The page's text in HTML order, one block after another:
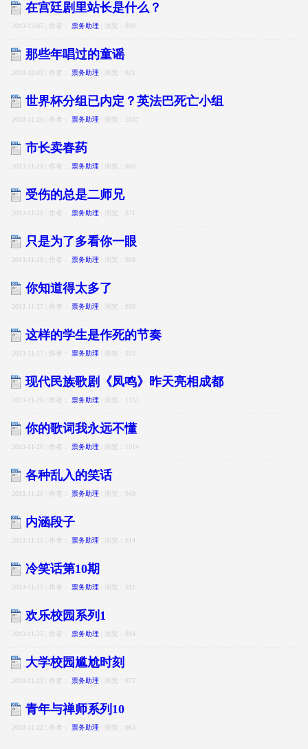
在宫廷剧里站长是什么？
2013-12-05 | 作者： 票务助理 | 浏览：890
那些年唱过的童谣
2013-12-03 | 作者： 票务助理 | 浏览：921
世界杯分组已内定？英法巴死亡小组
2013-11-29 | 作者： 票务助理 | 浏览：1037
市长卖春药
2013-11-29 | 作者： 票务助理 | 浏览：868
受伤的总是二师兄
2013-11-28 | 作者： 票务助理 | 浏览：871
只是为了多看你一眼
2013-11-28 | 作者： 票务助理 | 浏览：908
你知道得太多了
2013-11-27 | 作者： 票务助理 | 浏览：956
这样的学生是作死的节奏
2013-11-27 | 作者： 票务助理 | 浏览：923
现代民族歌剧《凤鸣》昨天亮相成都
2013-11-26 | 作者： 票务助理 | 浏览：1153
你的歌词我永远不懂
2013-11-26 | 作者： 票务助理 | 浏览：1014
各种乱入的笑话
2013-11-26 | 作者： 票务助理 | 浏览：949
内涵段子
2013-11-25 | 作者： 票务助理 | 浏览：914
冷笑话第10期
2013-11-25 | 作者： 票务助理 | 浏览：911
欢乐校园系列1
2013-11-25 | 作者： 票务助理 | 浏览：894
大学校园尴尬时刻
2013-11-23 | 作者： 票务助理 | 浏览：972
青年与禅师系列10
2013-11-22 | 作者： 票务助理 | 浏览：963